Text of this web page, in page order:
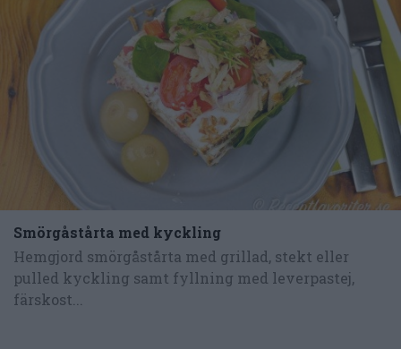
Smörgåstårta med kyckling
Hemgjord smörgåstårta med grillad, stekt eller
pulled kyckling samt fyllning med leverpastej,
färskost...